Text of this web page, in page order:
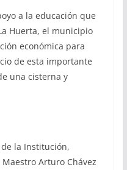
a la educación que
Huerta, el municipio
económica para
de esta importante
una cisterna y
la Institución,
Arturo Chávez